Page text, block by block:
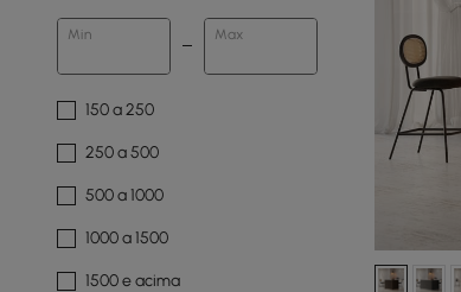
Min Max
150 a 250
250 a 500
500 a 1000
1000 a 1500
1500 e acima